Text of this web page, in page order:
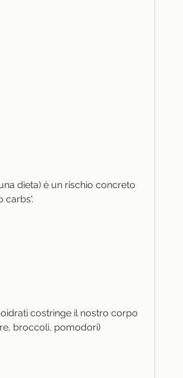
carbs'.
costringe il nostro corpo
broccoli, pomodori)